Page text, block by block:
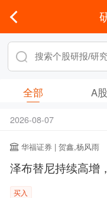
全部 A股
2026-08-07
华福证券 | 贺鑫,杨风雨
泽布替尼持续高增
买入